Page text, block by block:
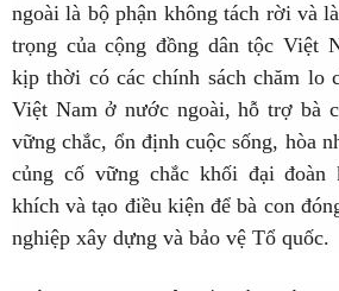
ngoài là bộ phận không tách rời và
trọng của cộng đồng dân tộc Việt
kịp thời có các chính sách chăm lo
Việt Nam ở nước ngoài, hỗ trợ bà
vững chắc, ổn định cuộc sống, hòa
củng cố vững chắc khối đại đoàn
khích và tạo điều kiện để bà con
nghiệp xây dựng và bảo vệ Tổ quốc.